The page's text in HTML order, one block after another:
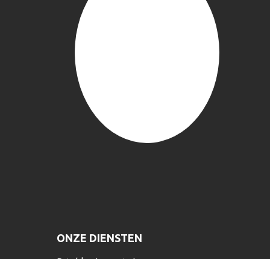
ONZE DIENSTEN